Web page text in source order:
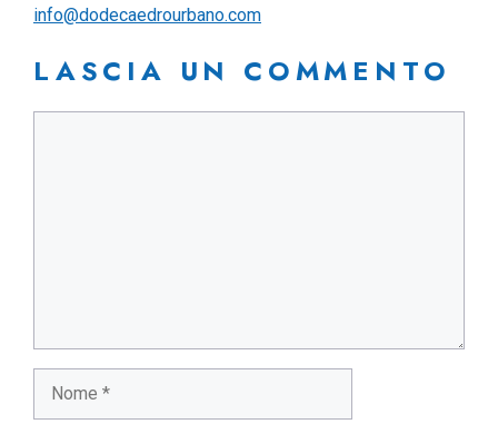
info@dodecaedrourbano.com
LASCIA UN COMMENTO